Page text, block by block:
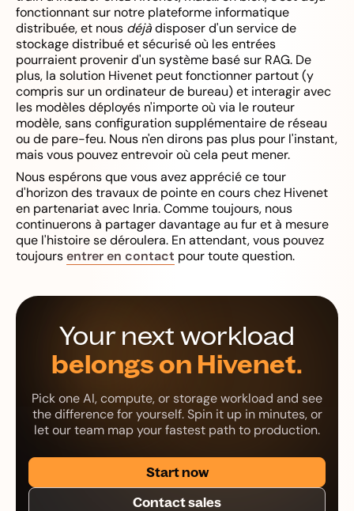
fonctionnant sur notre plateforme informatique
distribuée, et nous déjàdisposer d'un service de
stockage distribué et sécurisé où les entrées
pourraient provenir d'un système basé sur RAG. De
plus, la solution Hivenet peut fonctionner partout (y
compris sur un ordinateur de bureau) et interagir avec
les modèles déployés n'importe où via le routeur
modèle, sans configuration supplémentaire de réseau
ou de pare-feu. Nous n'en dirons pas plus pour l'instant,
mais vous pouvez entrevoir où cela peut mener.
Nous espérons que vous avez apprécié ce tour
d'horizon des travaux de pointe en cours chez Hivenet
en partenariat avec Inria. Comme toujours, nous
continuerons à partager davantage au fur et à mesure
que l'histoire se déroulera. En attendant, vous pouvez
toujoursentrer en contact pour toute question.
Your next workload
belongs on Hivenet.
Pick one AI, compute, or storage workload and see
the difference for yourself. Spin it up in minutes, or
let our team map your fastest path to production.
Start now
Contact sales